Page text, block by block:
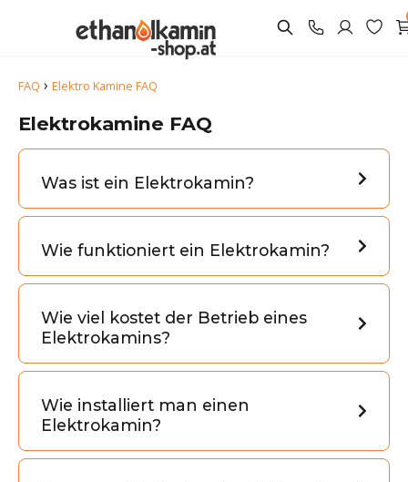
FAQ › Elektro Kamine FAQ
Elektrokamine FAQ
Was ist ein Elektrokamin?
Wie funktioniert ein Elektrokamin?
Wie viel kostet der Betrieb eines
Elektrokamins?
Wie installiert man einen
Elektrokamin?